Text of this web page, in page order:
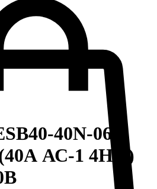
40N-06
АС-1 4НО)